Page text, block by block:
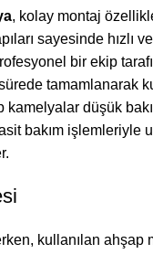
, kolay montaj
sayesinde hızlı
bir ekip
tamamlanarak
kamelyalar düşük
bakım işlemleriyle
kullanılan ahşap